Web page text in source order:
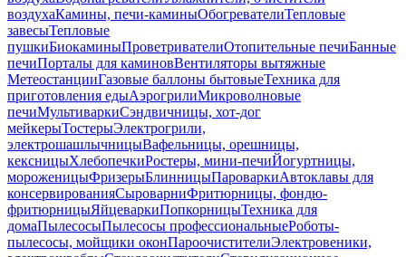
воздухаКамины, печи-каминыОбогревателиТепловые
завесыТепловые
пушкиБиокаминыПроветривателиОтопительные печиБанные
печиПорталы для каминовВентиляторы вытяжные
МетеостанцииГазовые баллоны бытовыеТехника для
приготовления едыАэрогрилиМикроволновые
печиМультиваркиСэндвичницы, хот-дог
мейкерыТостерыЭлектрогрили,
электрошашлычницыВафельницы, орешницы,
кексницыХлебопечкиРостеры, мини-печиЙогуртницы,
мороженицыФризерыБлинницыПароваркиАвтоклавы для
консервированияСыроварниФритюрницы, фондю-
фритюрницыЯйцеваркиПопкорницыТехника для
домаПылесосыПылесосы профессиональныеРоботы-
пылесосы, мойщики оконПароочистителиЭлектровеники,